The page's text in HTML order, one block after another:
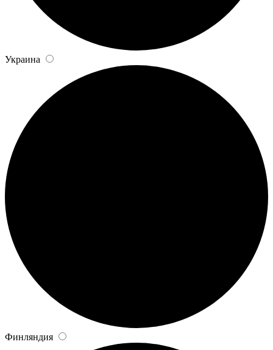
Украина
Финляндия